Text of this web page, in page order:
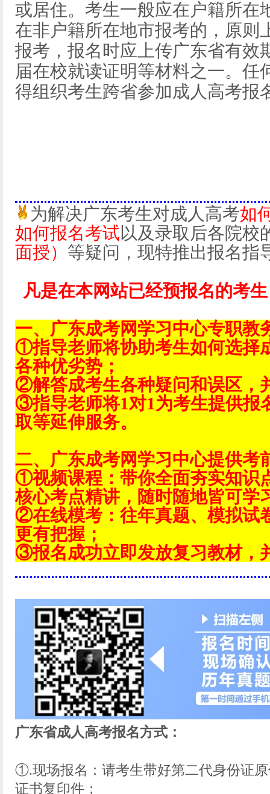
或居住。考生一般应在户籍所在
在非户籍所在地市报考的，原则
报考，报名时应上传广东省有效
届在校就读证明等材料之一。任
得组织考生跨省参加成人高考报
为解决广东考生对成人高考如
如何报名考试以及录取后各院校
面授） 等疑问，现特推出报名指
凡是在本网站已经预报名的考
一、广东成考网学习中心专职教
①指导老师将协助考生如何选择
各种优劣势；
②解答成考生各种疑问和误区，
③指导老师将1对1为考生提供报
取等延伸服务。
二、广东成考网学习中心提供考
①视频课程：带你全面夯实知识
核心考点精讲，随时随地皆可学
②在线模考：往年真题、模拟试
更有把握；
③报名成功立即发放复习教材，
广东省成人高考报名方式：
①.现场报名：请考生带好第二代身份证
证书复印件；